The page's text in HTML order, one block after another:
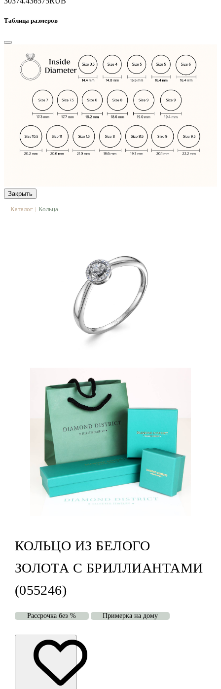
Таблица размеров
Закрыть
Каталог | Кольца
КОЛЬЦО ИЗ БЕЛОГО
ЗОЛОТА С БРИЛЛИАНТАМИ
(055246)
Рассрочка без % Примерка на дому